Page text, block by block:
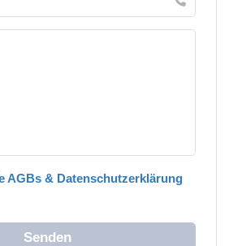
AGBs & Datenschutzerklärung